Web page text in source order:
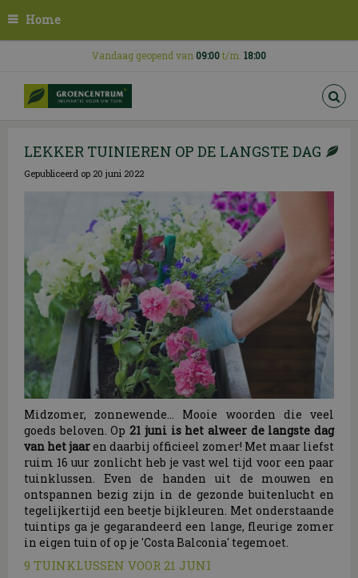
n
Home
Vandaag geopend van 09:00t/m. 18:00
LEKKER TUINIEREN OP DE LANGSTE DAG
Gepubliceerd op 20 juni 2022
Midzomer, zonnewende... Mooie woorden die veel
goeds beloven. Op21 juni is het alweer de langste dag
van het jaaren daarbij officieel zomer! Met maar liefst
ruim 16 uur zonlicht heb je vast wel tijd voor een paar
tuinklussen. Even de handen uit de mouwen en
ontspannen bezig zijn in de gezonde buitenlucht en
tegelijkertijd een beetje bijkleuren. Met onderstaande
tuintips ga je gegarandeerd een lange, fleurige zomer
in eigen tuin of op je 'Costa Balconia' tegemoet.
9 TUINKLUSSEN VOOR 21 JUNI